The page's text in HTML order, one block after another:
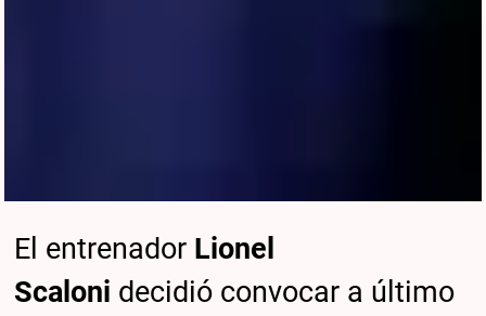
El entrenador Lionel
Scaloni decidió convocar a último